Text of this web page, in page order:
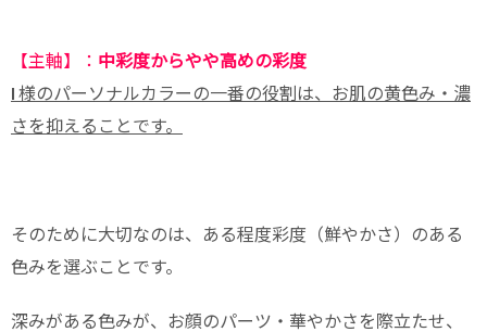
【主軸】： 中彩度からやや高めの彩度
I 様のパーソナルカラーの一番の役割は、お肌の黄色み・濃
さを抑えることです。
そのために大切なのは、ある程度彩度（鮮やかさ）のある
色みを選ぶことです。
深みがある色みが、お顔のパーツ・華やかさを際立たせ、